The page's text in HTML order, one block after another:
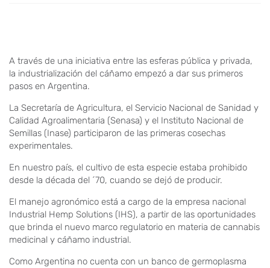
A través de una iniciativa entre las esferas pública y privada,
la industrialización del cáñamo empezó a dar sus primeros
pasos en Argentina.
La Secretaría de Agricultura, el Servicio Nacional de Sanidad y
Calidad Agroalimentaria (Senasa) y el Instituto Nacional de
Semillas (Inase) participaron de las primeras cosechas
experimentales.
En nuestro país, el cultivo de esta especie estaba prohibido
desde la década del ´70, cuando se dejó de producir.
El manejo agronómico está a cargo de la empresa nacional
Industrial Hemp Solutions (IHS), a partir de las oportunidades
que brinda el nuevo marco regulatorio en materia de cannabis
medicinal y cáñamo industrial.
Como Argentina no cuenta con un banco de germoplasma